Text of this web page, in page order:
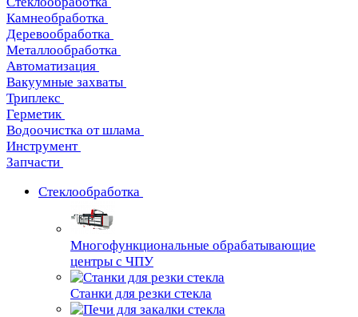
Камнеобработка
Деревообработка
Металлообработка
Автоматизация
Вакуумные захваты
Триплекс
Герметик
Водоочистка от шлама
Инструмент
Запчасти
Стеклообработка
Многофункциональные обрабатывающие
центры с ЧПУ
Станки для резки стекла